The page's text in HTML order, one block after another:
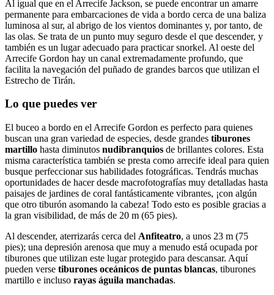
Al igual que en el Arrecife Jackson, se puede encontrar un amarre
permanente para embarcaciones de vida a bordo cerca de una baliza
luminosa al sur, al abrigo de los vientos dominantes y, por tanto, de
las olas. Se trata de un punto muy seguro desde el que descender, y
también es un lugar adecuado para practicar snorkel. Al oeste del
Arrecife Gordon hay un canal extremadamente profundo, que
facilita la navegación del puñado de grandes barcos que utilizan el
Estrecho de Tirán.
Lo que puedes ver
El buceo a bordo en el Arrecife Gordon es perfecto para quienes
buscan una gran variedad de especies, desde grandes tiburones
martillo hasta diminutos nudibranquios de brillantes colores. Esta
misma característica también se presta como arrecife ideal para quien
busque perfeccionar sus habilidades fotográficas. Tendrás muchas
oportunidades de hacer desde macrofotografías muy detalladas hasta
paisajes de jardines de coral fantásticamente vibrantes, ¡con algún
que otro tiburón asomando la cabeza! Todo esto es posible gracias a
la gran visibilidad, de más de 20 m (65 pies).
Al descender, aterrizarás cerca del Anfiteatro, a unos 23 m (75
pies); una depresión arenosa que muy a menudo está ocupada por
tiburones que utilizan este lugar protegido para descansar. Aquí
pueden verse tiburones oceánicos de puntas blancas, tiburones
martillo e incluso rayas águila manchadas.